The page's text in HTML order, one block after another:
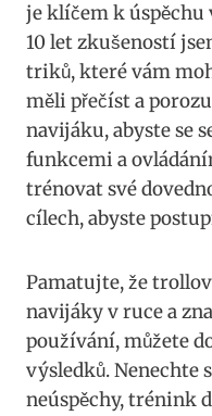
je klíčem k úspěchu
10 let zkušeností
triků, které vám
měli přečíst⁢ a
navijáku, abyste se
funkcemi a
trénovat své
cílech, abyste
Pamatujte, že
navijáky v ruce a
používání, můžete
výsledků. Nenechte
neúspěchy, trénink